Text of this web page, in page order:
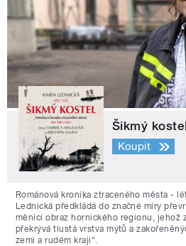
Šikmý
Koupit
Románová kronika ztraceného města -
Lednická předkládá do značné míry
měnící obraz hornického regionu, jehož
překrývá tlustá vrstva mýtů a
zemi a rudém kraji“.